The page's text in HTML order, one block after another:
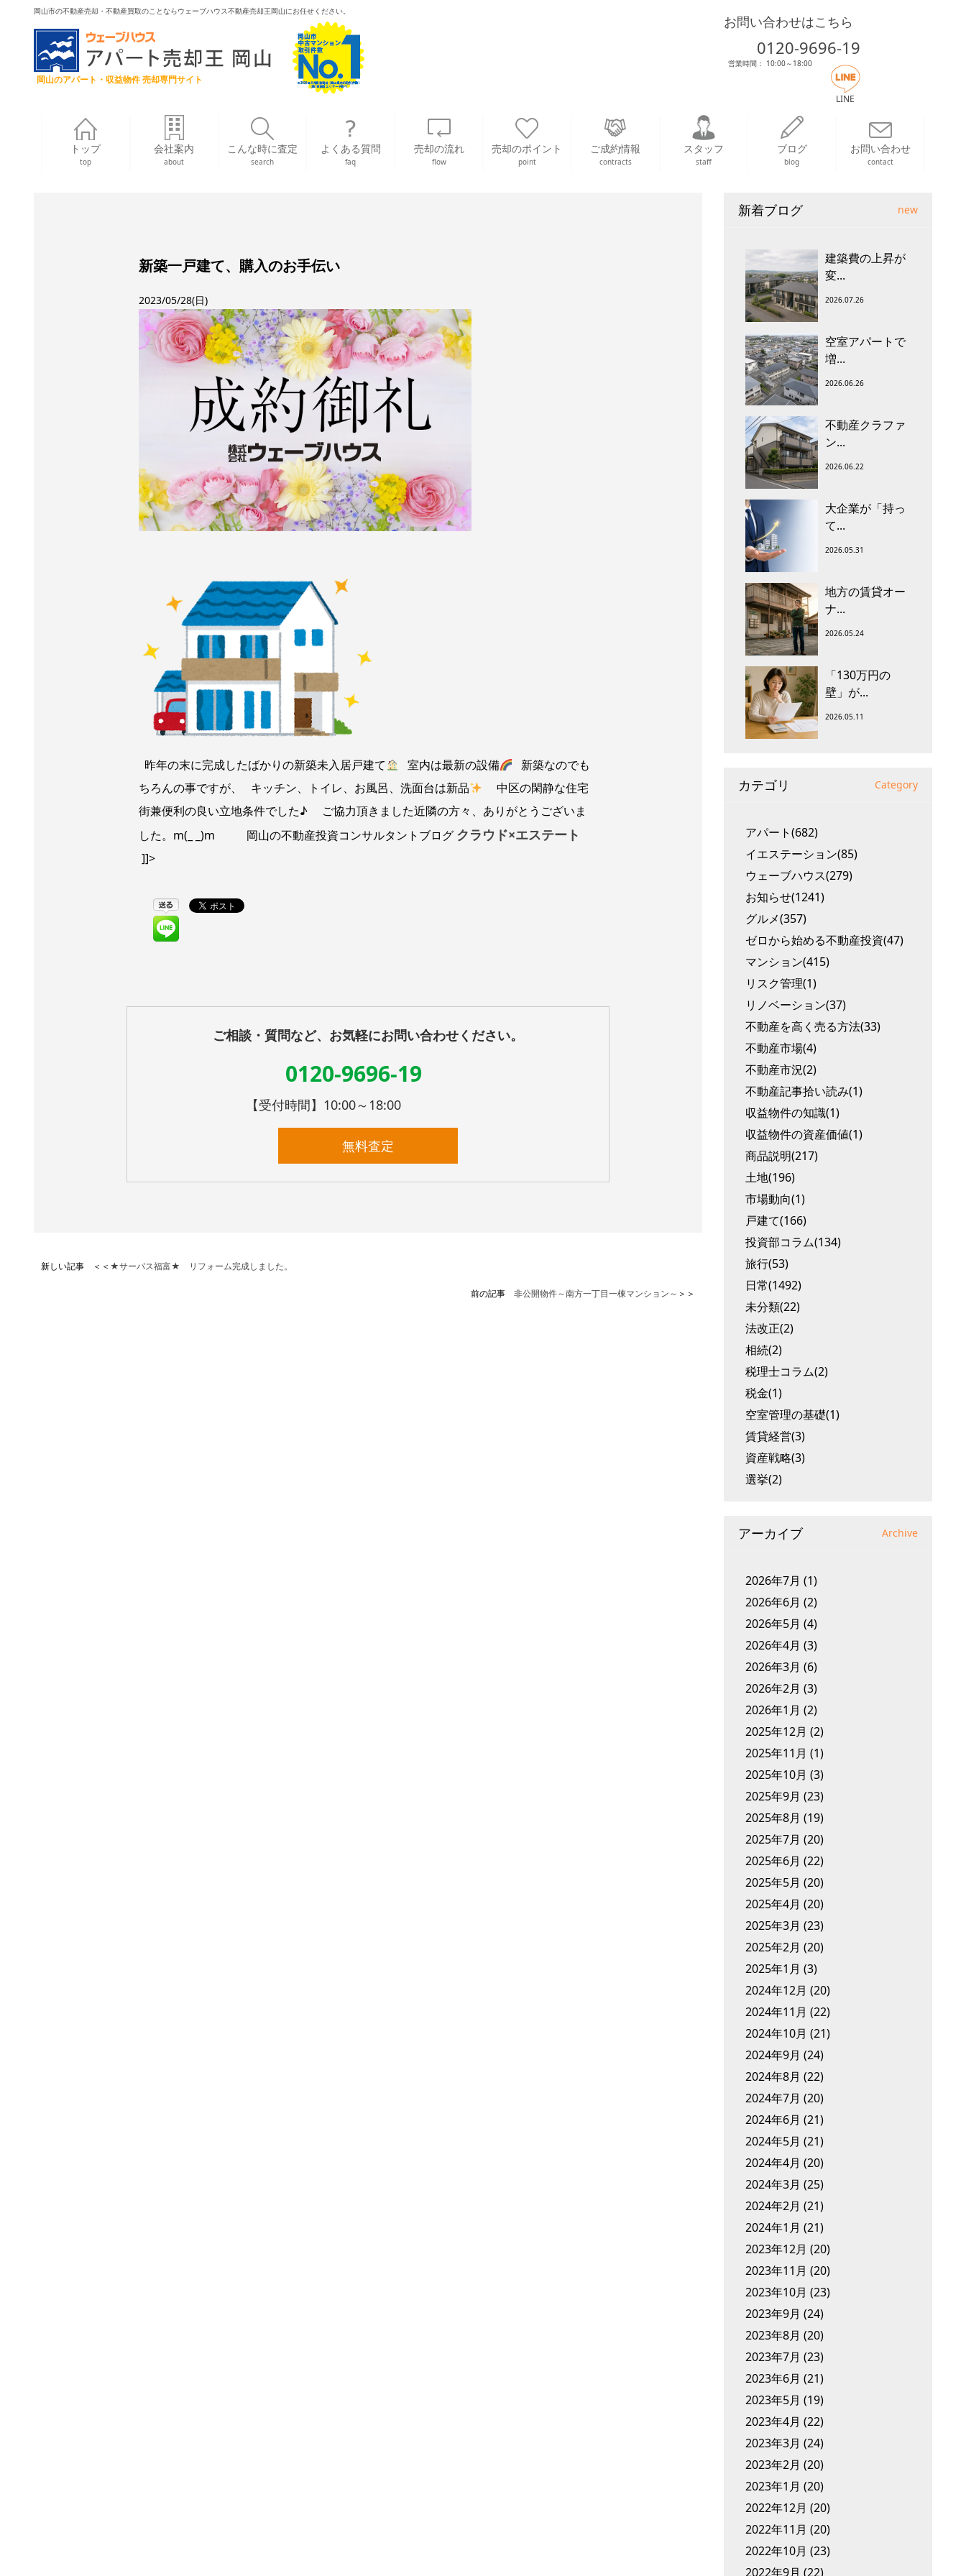
岡山市の不動産売却・不動産買取のことならウェーブハウス不動産売却王岡山にお任せください。
岡山のアパート・収益物件 売却専門サイト
お問い合わせはこちら
0120-9696-19
営業時間： 10:00～18:00
LINE
トップ
top
会社案内
about
こんな時に査定
search
よくある質問
faq
売却の流れ
flow
売却のポイント
point
ご成約情報
contracts
スタッフ
staff
ブログ
blog
お問い合わせ
contact
新築一戸建て、購入のお手伝い
2023/05/28(日)
昨年の末に完成したばかりの新築未入居戸建て 室内は最新の設備
新築なのでも
ちろんの事ですが、 キッチン、トイレ、お風呂、洗面台は新品
中区の閑静な住宅
街兼便利の良い立地条件でした♪ ご協力頂きました近隣の方々、ありがとうございま
した。m(_ _)m 岡山の不動産投資コンサルタントブログ クラウド×エステート
]]>
ご相談・質問など、お気軽にお問い合わせください。
0120-9696-19
【受付時間】10:00～18:00
無料査定
新しい記事 ＜＜ ★サーパス福富★ リフォーム完成しました。
前の記事 非公開物件～南方一丁目一棟マンション～ ＞＞
新着ブログ new
建築費の上昇が
変...
2026.07.26
空室アパートで
増...
2026.06.26
不動産クラファ
ン...
2026.06.22
大企業が「持っ
て...
2026.05.31
地方の賃貸オー
ナ...
2026.05.24
「130万円の
壁」が...
2026.05.11
カテゴリ Category
アパート(682)
イエステーション(85)
ウェーブハウス(279)
お知らせ(1241)
グルメ(357)
ゼロから始める不動産投資(47)
マンション(415)
リスク管理(1)
リノベーション(37)
不動産を高く売る方法(33)
不動産市場(4)
不動産市況(2)
不動産記事拾い読み(1)
収益物件の知識(1)
収益物件の資産価値(1)
商品説明(217)
土地(196)
市場動向(1)
戸建て(166)
投資部コラム(134)
旅行(53)
日常(1492)
未分類(22)
法改正(2)
相続(2)
税理士コラム(2)
税金(1)
空室管理の基礎(1)
賃貸経営(3)
資産戦略(3)
選挙(2)
アーカイブ Archive
2026年7月 (1)
2026年6月 (2)
2026年5月 (4)
2026年4月 (3)
2026年3月 (6)
2026年2月 (3)
2026年1月 (2)
2025年12月 (2)
2025年11月 (1)
2025年10月 (3)
2025年9月 (23)
2025年8月 (19)
2025年7月 (20)
2025年6月 (22)
2025年5月 (20)
2025年4月 (20)
2025年3月 (23)
2025年2月 (20)
2025年1月 (3)
2024年12月 (20)
2024年11月 (22)
2024年10月 (21)
2024年9月 (24)
2024年8月 (22)
2024年7月 (20)
2024年6月 (21)
2024年5月 (21)
2024年4月 (20)
2024年3月 (25)
2024年2月 (21)
2024年1月 (21)
2023年12月 (20)
2023年11月 (20)
2023年10月 (23)
2023年9月 (24)
2023年8月 (20)
2023年7月 (23)
2023年6月 (21)
2023年5月 (19)
2023年4月 (22)
2023年3月 (24)
2023年2月 (20)
2023年1月 (20)
2022年12月 (20)
2022年11月 (20)
2022年10月 (23)
2022年9月 (22)